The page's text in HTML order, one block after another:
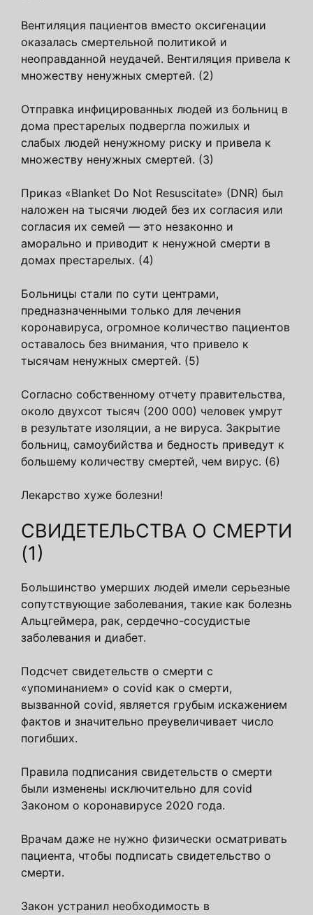
Вентиляция пациентов вместо оксигенации
оказалась смертельной политикой и
неоправданной неудачей. Вентиляция привела к
множеству ненужных смертей. (2)
Отправка инфицированных людей из больниц в
дома престарелых подвергла пожилых и
слабых людей ненужному риску и привела к
множеству ненужных смертей. (3)
Приказ «Blanket Do Not Resuscitate» (DNR) был
наложен на тысячи людей без их согласия или
согласия их семей — это незаконно и
аморально и приводит к ненужной смерти в
домах престарелых. (4)
Больницы стали по сути центрами,
предназначенными только для лечения
коронавируса, огромное количество пациентов
оставалось без внимания, что привело к
тысячам ненужных смертей. (5)
Согласно собственному отчету правительства,
около двухсот тысяч (200 000) человек умрут
в результате изоляции, а не вируса. Закрытие
больниц, самоубийства и бедность приведут к
большему количеству смертей, чем вирус. (6)
Лекарство хуже болезни!
СВИДЕТЕЛЬСТВА О СМЕРТИ
(1)
Большинство умерших людей имели серьезные
сопутствующие заболевания, такие как болезнь
Альцгеймера, рак, сердечно-сосудистые
заболевания и диабет.
Подсчет свидетельств о смерти с
«упоминанием» о covid как о смерти,
вызванной covid, является грубым искажением
фактов и значительно преувеличивает число
погибших.
Правила подписания свидетельств о смерти
были изменены исключительно для covid
Законом о коронавирусе 2020 года.
Врачам даже не нужно физически осматривать
пациента, чтобы подписать свидетельство о
смерти.
Закон устранил необходимость в